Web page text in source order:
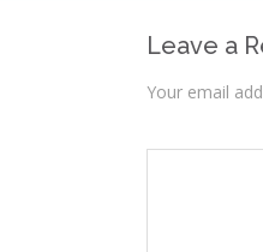
Leave a
Your email